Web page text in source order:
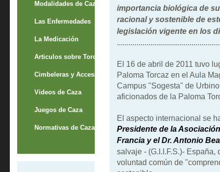
Modalidades de Caza
Las Enfermedades
La Medicación
Articulos sobre Torcaces
Cimbeleras y Accesorios
Videos de Caza
Juegos de Caza
Normativas de Caza
importancia biológica de
racional y sostenible de
legislación vigente en los
El 16 de abril de 2011 tuvo
Paloma Torcaz en el Aula
Campus "Sogesta" de
aficionados de la Paloma
El aspecto internacional se
Presidente de la
Francia y el Dr. Antonio Bea
salvaje - (G.I.I.F.S.)-
voluntad común de